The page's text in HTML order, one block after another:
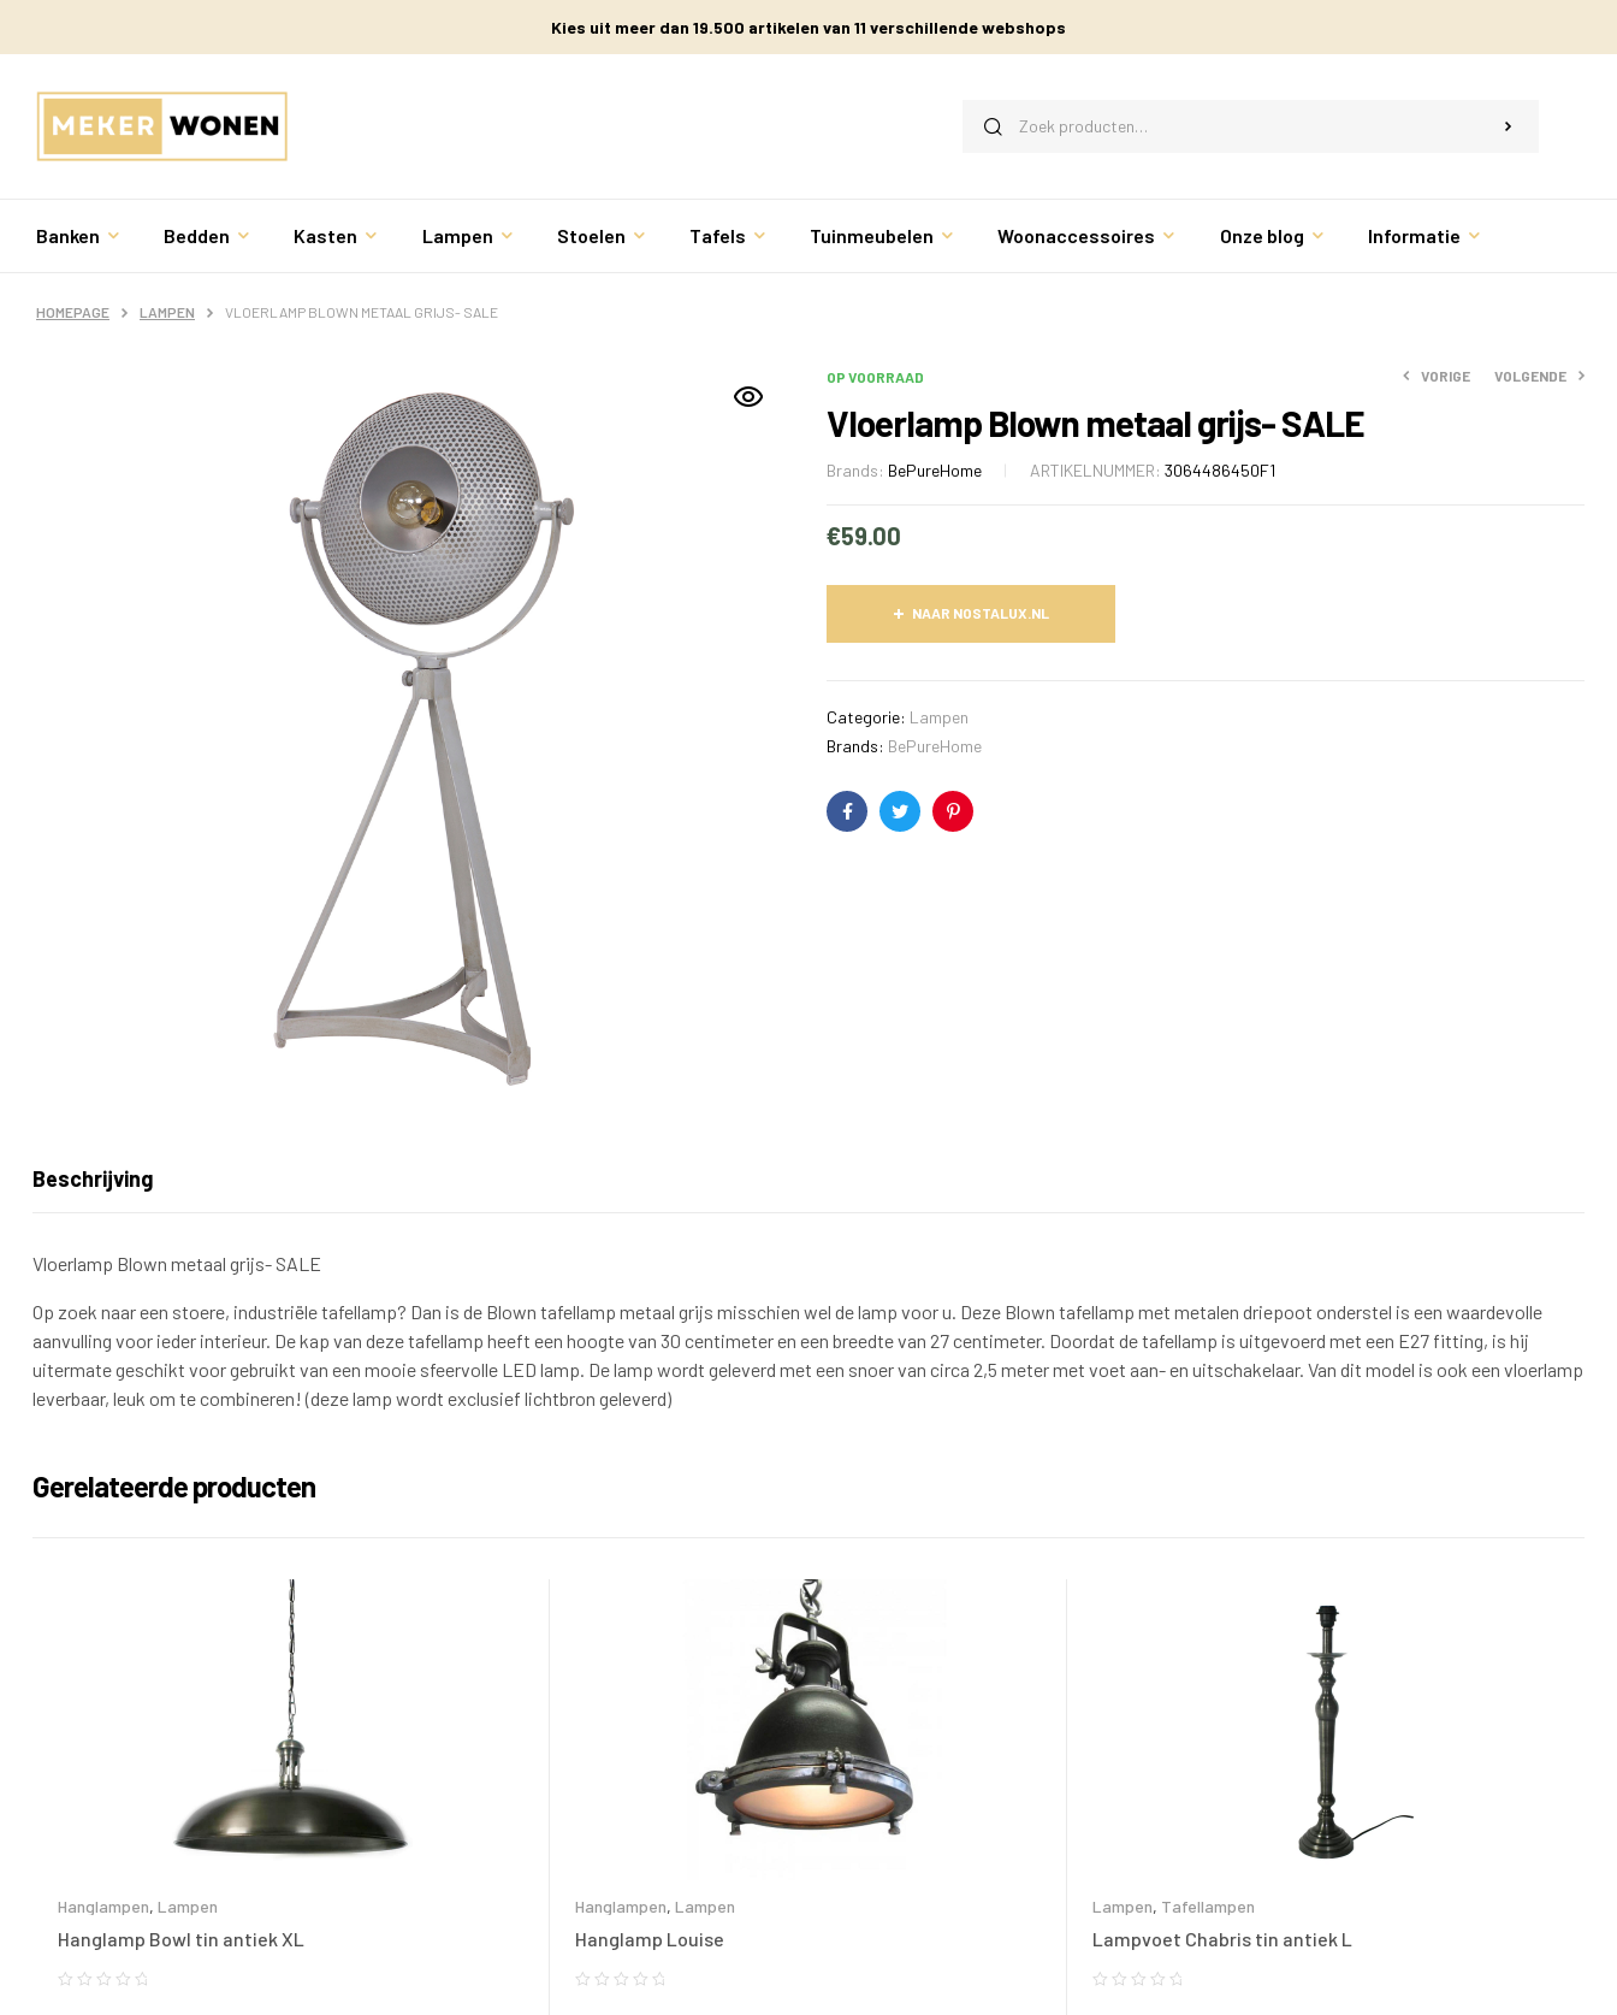
Kies uit meer dan 19.500 artikelen van 11 verschillende webshops
Banken Bedden Kasten Lampen Stoelen Tafels Tuinmeubelen Woonaccessoires Onze blog Informatie
HOMEPAGE LAMPEN VLOERLAMP BLOWN METAAL GRIJS- SALE
OP VOORRAAD VORIGE VOLGENDE
Vloerlamp Blown metaal grijs- SALE
Brands: BePureHome ARTIKELNUMMER: 3064486450F1
€59.00
NAAR NOSTALUX.NL
Categorie: Lampen
Brands: BePureHome
FacebookTwitterPinterest
Beschrijving
Vloerlamp Blown metaal grijs- SALE
Op zoek naar een stoere, industriële tafellamp? Dan is de Blown tafellamp metaal grijs misschien wel de lamp voor u. Deze Blown tafellamp met metalen driepoot onderstel is een waardevolle
aanvulling voor ieder interieur. De kap van deze tafellamp heeft een hoogte van 30 centimeter en een breedte van 27 centimeter. Doordat de tafellamp is uitgevoerd met een E27 fitting, is hij
uitermate geschikt voor gebruikt van een mooie sfeervolle LED lamp. De lamp wordt geleverd met een snoer van circa 2,5 meter met voet aan- en uitschakelaar. Van dit model is ook een vloerlamp
leverbaar, leuk om te combineren! (deze lamp wordt exclusief lichtbron geleverd)
Gerelateerde producten
Hanglampen, Lampen
Hanglamp Bowl tin antiek XL
Hanglampen, Lampen
Hanglamp Louise
Lampen, Tafellampen
Lampvoet Chabris tin antiek L